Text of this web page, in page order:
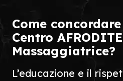
Come
Centro AFRODITE
Massaggiatrice?
L’educazione e il